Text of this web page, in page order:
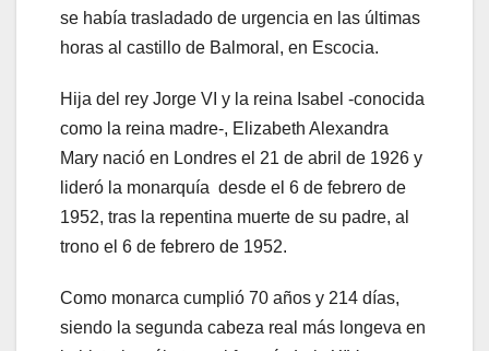
se había trasladado de urgencia en las últimas
horas al castillo de Balmoral, en Escocia.
Hija del rey Jorge VI y la reina Isabel -conocida
como la reina madre-, Elizabeth Alexandra
Mary nació en Londres el 21 de abril de 1926 y
lideró la monarquía desde el 6 de febrero de
1952, tras la repentina muerte de su padre, al
trono el 6 de febrero de 1952.
Como monarca cumplió 70 años y 214 días,
siendo la segunda cabeza real más longeva en